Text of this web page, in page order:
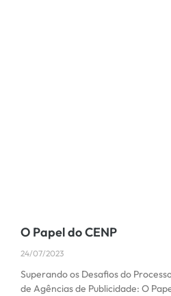
O Papel do CENP
24/07/2023
Superando os Desafios do
de Agências de Publicidade: O